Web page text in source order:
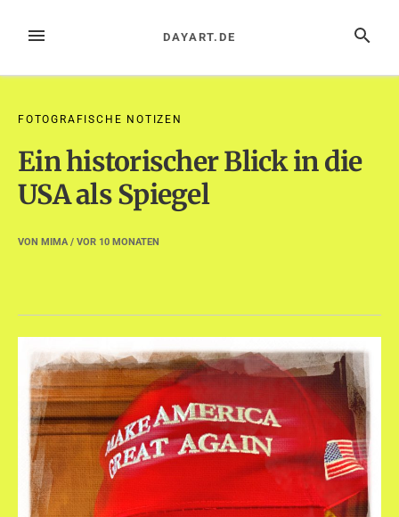
InhaltMENÜ SUCHE
DAYART.DE
FOTOGRAFISCHE NOTIZEN
Ein historischer Blick in die
USA als Spiegel
VON MIMA/ VOR 10 MONATEN